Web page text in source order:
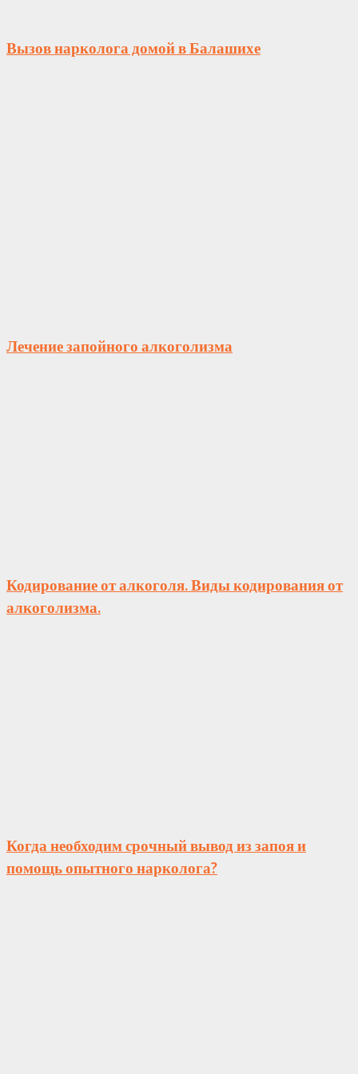
Вызов нарколога домой в Балашихе
Лечение запойного алкоголизма
Кодирование от алкоголя. Виды кодирования от
алкоголизма.
Когда необходим срочный вывод из запоя и
помощь опытного нарколога?